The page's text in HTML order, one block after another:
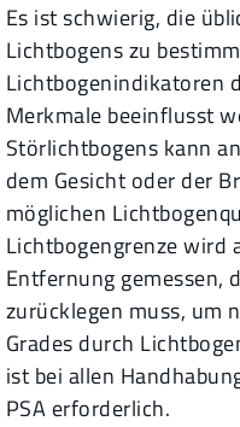
Es ist schwierig, die
Lichtbogens zu
Lichtbogenindikatoren
Merkmale beeinflusst
Störlichtbogens kann
dem Gesicht oder der
möglichen
Lichtbogengrenze wird
Entfernung gemessen,
zurücklegen muss, um
Grades durch
ist bei allen
PSA erforderlich.